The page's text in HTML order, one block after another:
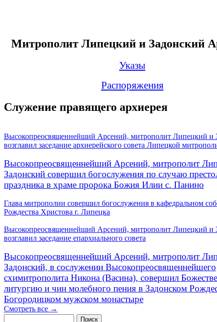
Митрополит Липецкий и Задонский
Указы
Распоряжения
Служение правящего архиерея
Высокопреосвященнейший Арсений, митрополит Липецкий и
возглавил заседание архиерейского совета Липецкой
Высокопреосвященнейший Арсений, митрополит
Задонский совершил богослужения по случаю
праздника в храме пророка Божия Илии с. Панино
Глава митрополии совершил богослужения в кафедральном
Рождества Христова г. Липецка
Высокопреосвященнейший Арсений, митрополит Липецкий и
возглавил заседание епархиального совета
Высокопреосвященнейший Арсений, митрополит
Задонский, в сослужении Высокопреосвященнейшего
схимитрополита Никона (Васина), совершил
литургию и чин молебного пения в Задонском
Богородицком мужском монастыре
Смотреть все →
Поиск